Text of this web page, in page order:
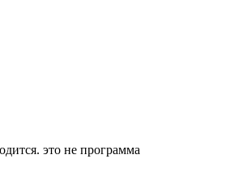
это не программа